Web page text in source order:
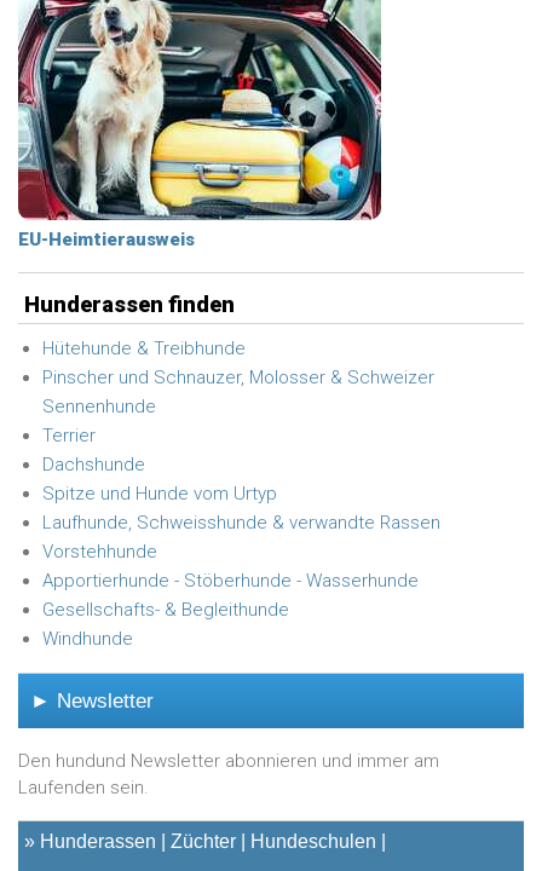
EU-Heimtierausweis
Hunderassen finden
Hütehunde & Treibhunde
Pinscher und Schnauzer, Molosser & Schweizer
Sennenhunde
Terrier
Dachshunde
Spitze und Hunde vom Urtyp
Laufhunde, Schweisshunde & verwandte Rassen
Vorstehhunde
Apportierhunde - Stöberhunde - Wasserhunde
Gesellschafts- & Begleithunde
Windhunde
► Newsletter
Den hundund Newsletter abonnieren und immer am
Laufenden sein.
» Hunderassen Züchter Hundeschulen